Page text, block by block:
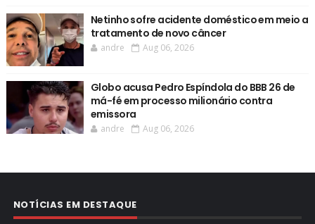
Netinho sofre acidente doméstico em meio a
tratamento de novo câncer
andre Aug 06, 2026
Globo acusa Pedro Espíndola do BBB 26 de
má-fé em processo milionário contra
emissora
andre Aug 06, 2026
NOTÍCIAS EM DESTAQUE